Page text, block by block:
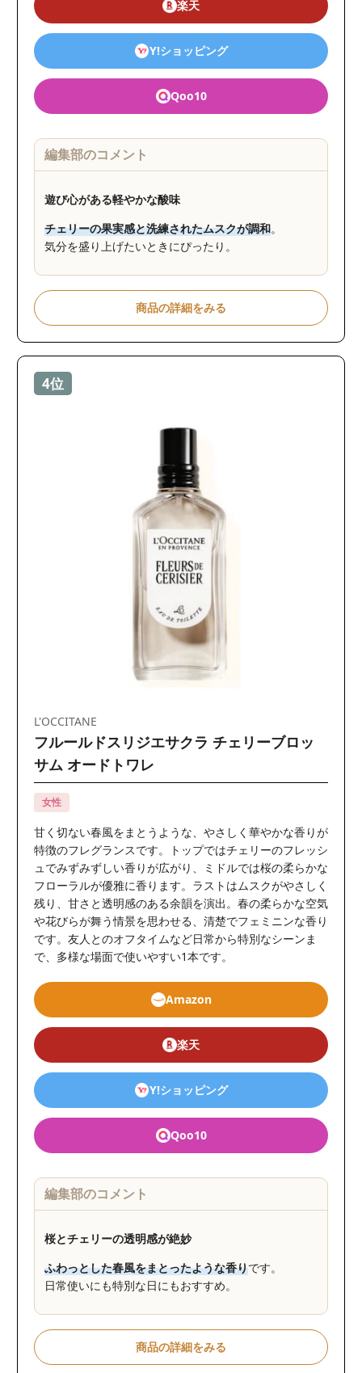
楽天
Y!ショッピング
Qoo10
編集部のコメント
遊び心がある軽やかな酸味
チェリーの果実感と洗練されたムスクが調和。
気分を盛り上げたいときにぴったり。
商品の詳細をみる
4位
L'OCCITANE
フルールドスリジエサクラ チェリーブロッ
サム オードトワレ
女性
甘く切ない春風をまとうような、やさしく華やかな香りが
特徴のフレグランスです。トップではチェリーのフレッシ
ュでみずみずしい香りが広がり、ミドルでは桜の柔らかな
フローラルが優雅に香ります。ラストはムスクがやさしく
残り、甘さと透明感のある余韻を演出。春の柔らかな空気
や花びらが舞う情景を思わせる、清楚でフェミニンな香り
です。友人とのオフタイムなど日常から特別なシーンま
で、多様な場面で使いやすい1本です。
Amazon
楽天
Y!ショッピング
Qoo10
編集部のコメント
桜とチェリーの透明感が絶妙
ふわっとした春風をまとったような香りです。
日常使いにも特別な日にもおすすめ。
商品の詳細をみる